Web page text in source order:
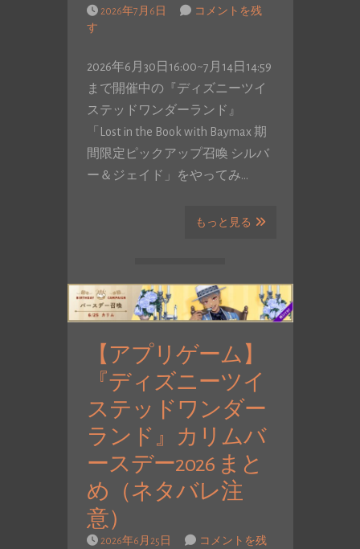
2026年7月6日
コメントを残
す
2026年6月30日16:00~7月14日14:59
まで開催中の『ディズニーツイ
ステッドワンダーランド』
「Lost in the Book with Baymax 期
間限定ピックアップ召喚 シルバ
ー＆ジェイド」をやってみ…
もっと見る
【アプリゲーム】
『ディズニーツイ
ステッドワンダー
ランド』カリムバ
ースデー2026 まと
め（ネタバレ注
意）
2026年6月25日
コメントを残